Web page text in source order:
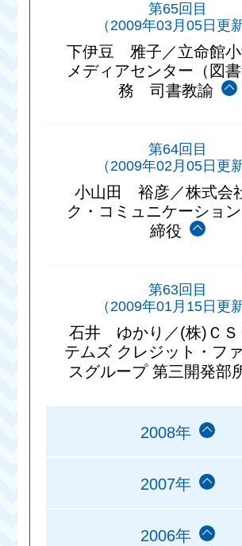
第65回目
（2009年03月05日更新
下伊豆 雅子／立命館
メディアセンター（図
務 司書教諭
第64回目
（2009年02月05日更新
小山田 裕彦／株式会
ク・コミュニケーショ
締役
第63回目
（2009年01月15日更新
石井 ゆかり／(株)ＣＳ
テムズ クレジット・フ
スグループ 第三開発部
2008年
2007年
2006年